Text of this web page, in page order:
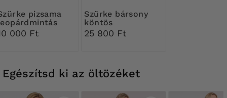
000 Ft
Szürke bársony
köntös
25 800 Ft
Egészítsd ki az öltözéket